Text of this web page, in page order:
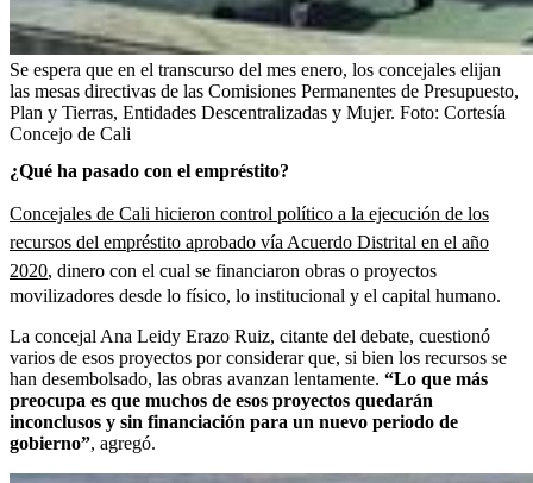
Se espera que en el transcurso del mes enero, los concejales elijan
las mesas directivas de las Comisiones Permanentes de Presupuesto,
Plan y Tierras, Entidades Descentralizadas y Mujer. Foto: Cortesía
Concejo de Cali
¿Qué ha pasado con el empréstito?
Concejales de Cali hicieron control político a la ejecución de los
recursos del empréstito aprobado vía Acuerdo Distrital en el año
2020, dinero con el cual se financiaron obras o proyectos
movilizadores desde lo físico, lo institucional y el capital humano.
La concejal Ana Leidy Erazo Ruiz, citante del debate, cuestionó
varios de esos proyectos por considerar que, si bien los recursos se
han desembolsado, las obras avanzan lentamente. “Lo que más
preocupa es que muchos de esos proyectos quedarán
inconclusos y sin financiación para un nuevo periodo de
gobierno”, agregó.